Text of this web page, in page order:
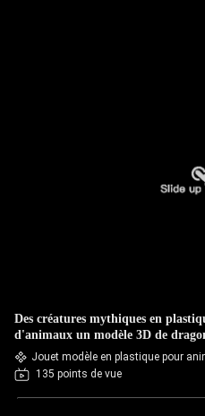
Des créatures mythiques en
d'animaux un modèle 3D de
Jouet modèle en plastique pour
135 points de vue